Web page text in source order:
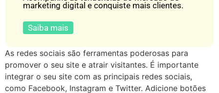
marketing digital e conquiste mais clientes.
Saiba mais
As redes sociais são ferramentas poderosas para
promover o seu site e atrair visitantes. É importante
integrar o seu site com as principais redes sociais,
como Facebook, Instagram e Twitter. Adicione botões